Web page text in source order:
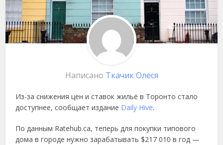
Написано Ткачик Олеся
Из-за снижения цен и ставок жильё в Торонто стало
доступнее, сообщает издание Daily Hive.
По данным Ratehub.ca, теперь для покупки типового
дома в городе нужно зарабатывать $217 010 в год —